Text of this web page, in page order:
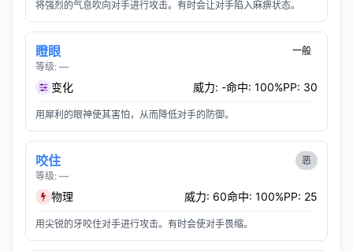
将强烈的气息吹向对手进行攻击。有时会让对手陷入麻痹状态。
瞪眼
等级: —
一般
变化 威力: -命中: 100%PP: 30
用犀利的眼神使其害怕，从而降低对手的防御。
咬住
等级: —
恶
物理 威力: 60命中: 100%PP: 25
用尖锐的牙咬住对手进行攻击。有时会使对手畏缩。